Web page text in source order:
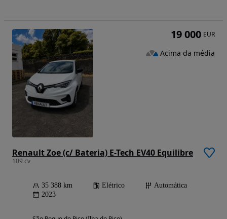
Renault Zoe (c/ Bateria) E-Tech EV40 Equilibre
109 cv
35 388 km Elétrico
Automática
2023
19 000 EUR
Acima da média